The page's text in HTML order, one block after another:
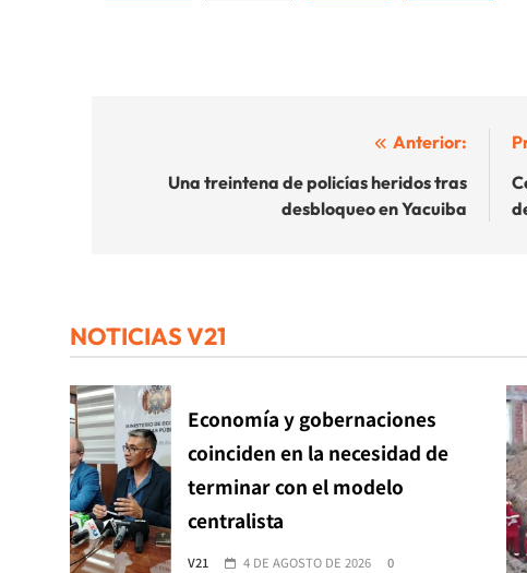
Anterior:
Una treintena de policías heridos tras
desbloqueo en Yacuiba
NOTICIAS V21
Economía y gobernaciones
coinciden en la necesidad de
terminar con el modelo
centralista
V21 4 DE AGOSTO DE 2026 0